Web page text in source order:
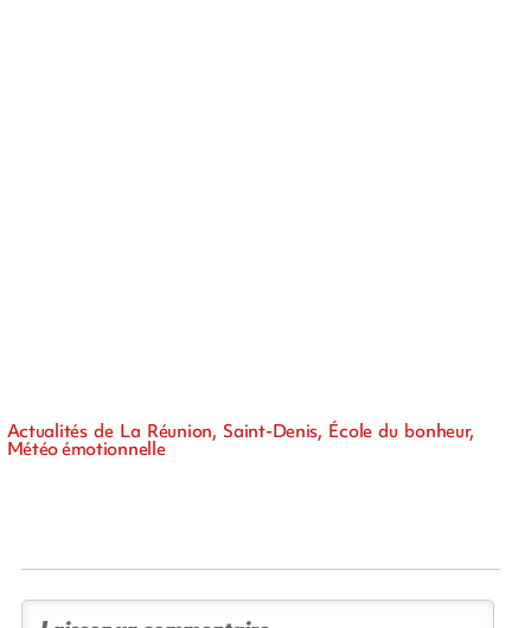
Actualités de La Réunion, Saint-Denis, École du bonheur,
Météo émotionnelle